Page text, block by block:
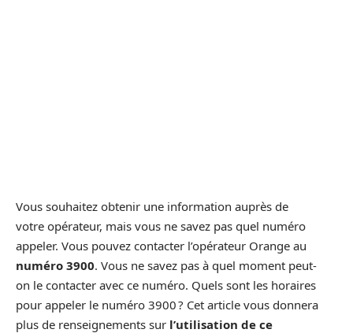
Vous souhaitez obtenir une information auprès de
votre opérateur, mais vous ne savez pas quel numéro
appeler. Vous pouvez contacter l’opérateur Orange au
numéro 3900. Vous ne savez pas à quel moment peut-
on le contacter avec ce numéro. Quels sont les horaires
pour appeler le numéro 3900 ? Cet article vous donnera
plus de renseignements sur l’utilisation de ce